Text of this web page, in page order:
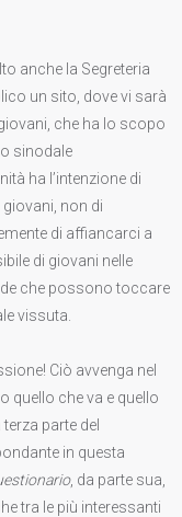
anche la Segreteria
un sito, dove vi sarà
che ha lo scopo
sinodale
ha l’intenzione di
non di
di affiancarci a
di giovani nelle
che possono toccare
vissuta.
Ciò avvenga nel
quello che va e quello
parte del
in questa
, da parte sua,
tra le più interessanti